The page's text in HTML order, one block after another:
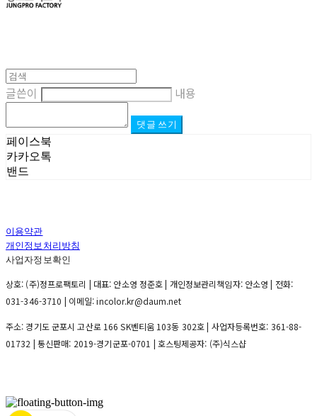
글쓴이 내용
댓글 쓰기
페이스북
카카오톡
밴드
이용약관
개인정보처리방침
사업자정보확인
상호: (주)정프로팩토리 | 대표: 안소영 정준호 | 개인정보관리책임자: 안소영 | 전화:
031-346-3710 | 이메일: incolor.kr@daum.net
주소: 경기도 군포시 고산로 166 SK벤티움 103동 302호 | 사업자등록번호: 361-88-
01732 | 통신판매: 2019-경기군포-0701 | 호스팅제공자: (주)식스샵